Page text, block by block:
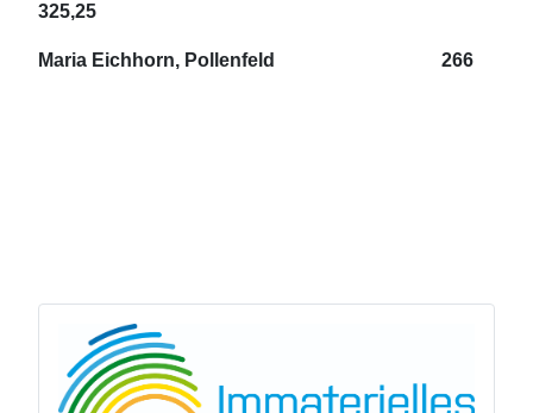
325,25
Maria Eichhorn, Pollenfeld 266